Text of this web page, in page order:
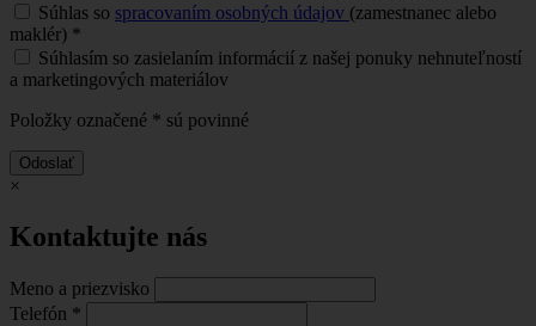
Súhlas so spracovaním osobných údajov (zamestnanec alebo
maklér) *
Súhlasím so zasielaním informácií z našej ponuky nehnuteľností
a marketingových materiálov
Položky označené * sú povinné
Odoslať
×
Kontaktujte nás
Meno a priezvisko
Telefón *